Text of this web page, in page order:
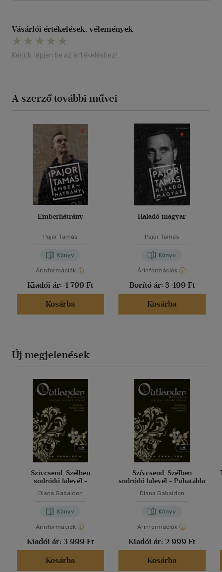
Vásárlói értékelések, vélemények
Kérjük, lépjen be az értékeléshez!
A szerző további művei
Emberhátrány
Pajor Tamás
Könyv
Árinformációk
Kiadói ár: 4 799 Ft
Kosárba
Haladó magyar
Pajor Tamás
Könyv
Árinformációk
Borító ár: 3 499 Ft
Kosárba
Új megjelenések
Szívcsend, Szélben
sodródó falevél -
Diana Gabaldon
Könyv
Árinformációk
Kiadói ár: 3 999 Ft
Kosárba
Szívcsend, Szélben
sodródó falevél - Puhatábla
Diana Gabaldon
Könyv
Árinformációk
Kiadói ár: 2 999 Ft
Kosárba